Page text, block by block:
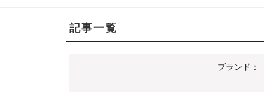
記事一覧
ブランド：